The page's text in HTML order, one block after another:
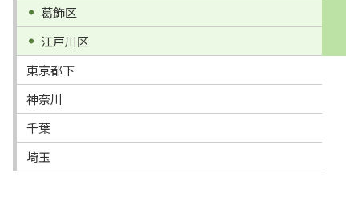
葛飾区
江戸川区
東京都下
神奈川
千葉
埼玉